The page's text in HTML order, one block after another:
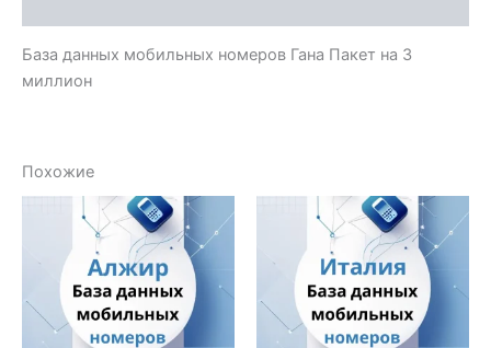
База данных мобильных номеров Гана Пакет на 3
миллион
Похожие